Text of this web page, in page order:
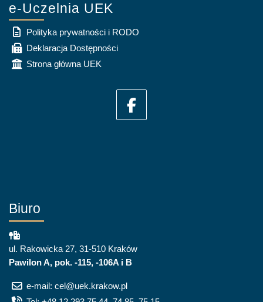
e-Uczelnia UEK
Polityka prywatności i RODO
Deklaracja Dostępności
Strona główna UEK
Biuro
ul. Rakowicka 27, 31-510 Kraków
Pawilon A, pok. -115, -106A i B
e-mail: cel@uek.krakow.pl